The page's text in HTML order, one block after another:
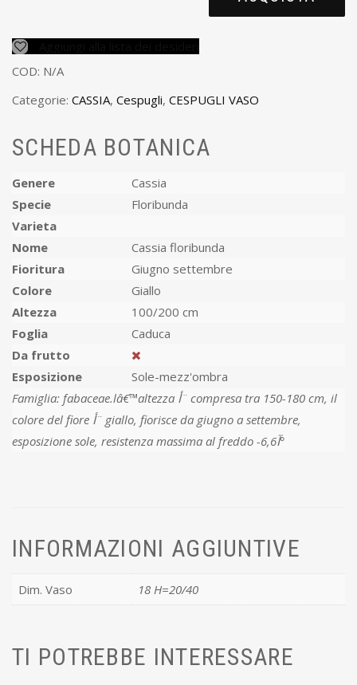
COD: N/A
Categorie: CASSIA, Cespugli, CESPUGLI VASO
SCHEDA BOTANICA
Genere
Cassia
Specie
Floribunda
Varieta
Nome
Cassia floribunda
Fioritura
Giugno settembre
Colore
Giallo
Altezza
100/200 cm
Foglia
Caduca
Da frutto
Esposizione
Sole-mezz'ombra
Famiglia: fabaceae.lâ€™altezza أ¨ compresa tra 150-180 cm, il
colore del fiore أ¨ giallo, fiorisce da giugno a settembre,
esposizione sole, resistenza massima al freddo -6,6آ°
INFORMAZIONI AGGIUNTIVE
Dim. Vaso 18 H=20/40
TI POTREBBE INTERESSARE